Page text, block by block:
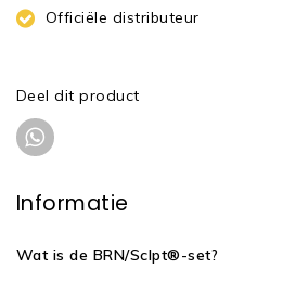
Officiële distributeur
Deel dit product
Informatie
Wat is de BRN/Sclpt®-set?